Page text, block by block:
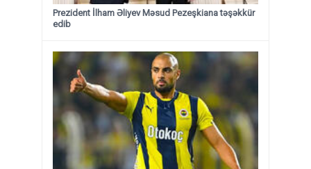
Prezident İlham Əliyev Məsud Pezeşkiana təşəkkür
edib